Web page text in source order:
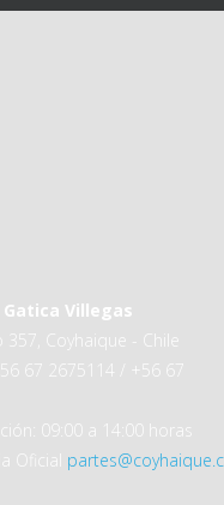
Villegas
Coyhaique - Chile
67 2675114 / +56 67
09:00 a 14:00 horas
Oficial